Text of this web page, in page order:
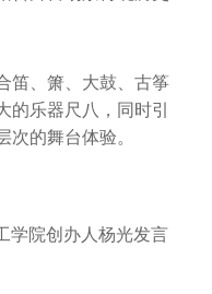
笛、箫、大鼓、古筝
的乐器尺八，同时引
的舞台体验。
学院创办人杨光发言